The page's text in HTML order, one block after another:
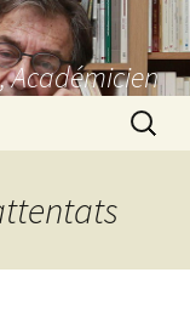
Académicien